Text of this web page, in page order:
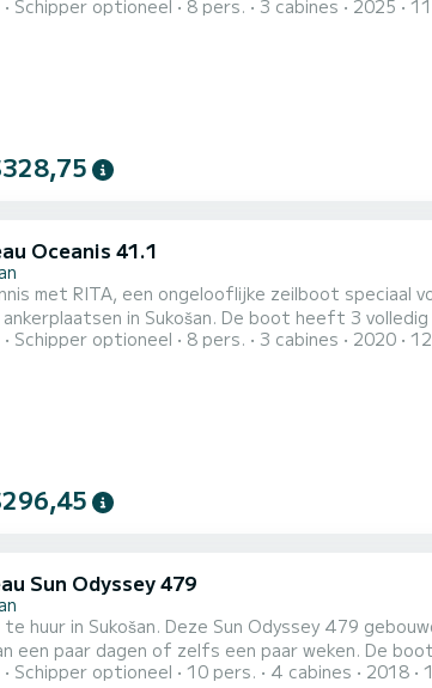
be your best ally to spend an exceptional vacation on
Schipper optioneel 8 pers. 3 cabines 2025
Oceanis 41.1
met RITA, een ongelooflijke zeilboot speciaal
De boot heeft 3 volledig uitgeruste hut(ten) en een capaciteit van 8 personen. Met een totale
12 meter is het uw beste bondgenoot om een
Schipper optioneel 8 pers. 3 cabines 2020
Sun Odyssey 479
huur in Sukošan. Deze Sun Odyssey 479
of zelfs een paar weken. De boot heeft 4 volledig uitgeruste hut(ten) en een capaciteit van 10
Met een totale lengte van 14 meter is het uw
Schipper optioneel 10 pers. 4 cabines 2018